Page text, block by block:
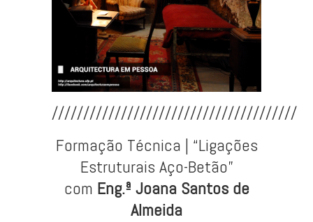
///////////////////////////////////////
Formação Técnica | “Ligações
Estruturais Aço-Betão”
com Eng.ª Joana Santos de
Almeida